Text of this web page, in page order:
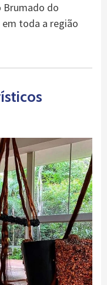
Brumado do
em toda a região